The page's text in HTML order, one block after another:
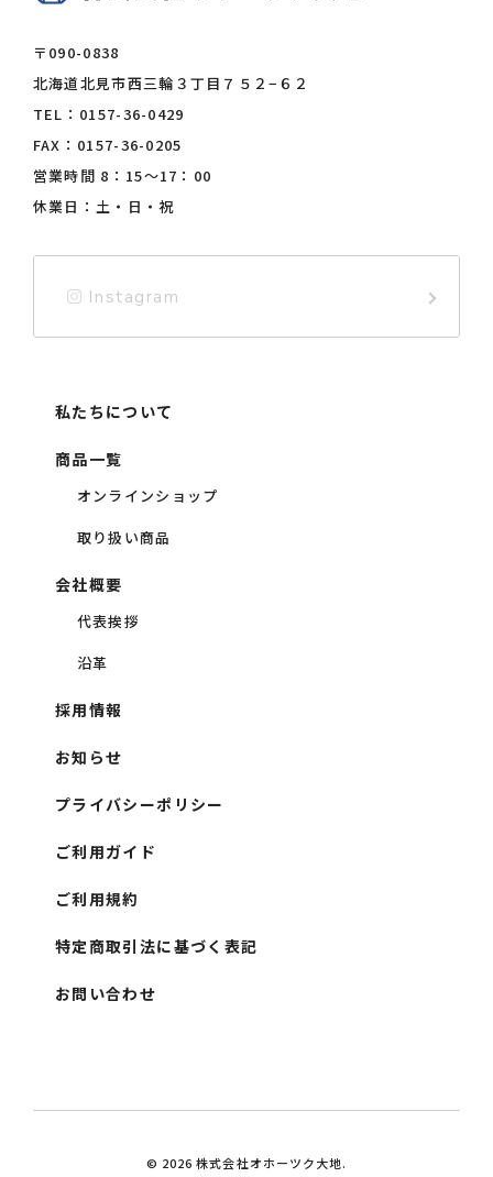
〒090-0838
北海道北見市西三輪３丁目７５２−６２
TEL： 0157-36-0429
FAX：0157-36-0205
営業時間 8：15〜17：00
休業日：土・日・祝
Instagram
私たちについて
商品一覧
オンラインショップ
取り扱い商品
会社概要
代表挨拶
沿革
採用情報
お知らせ
プライバシーポリシー
ご利用ガイド
ご利用規約
特定商取引法に基づく表記
お問い合わせ
© 2026 株式会社オホーツク大地.